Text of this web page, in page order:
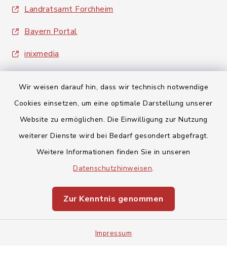
Wir weisen darauf hin, dass wir technisch notwendige
Cookies einsetzen, um eine optimale Darstellung unserer
Website zu ermöglichen. Die Einwilligung zur Nutzung
weiterer Dienste wird bei Bedarf gesondert abgefragt.
Weitere Informationen finden Sie in unseren
Datenschutzhinweisen.
Zur Kenntnis genommen
Impressum
Landratsamt Forchheim
Bayern Portal
inixmedia
Barrierefreiheit
Impressum
Sitemap